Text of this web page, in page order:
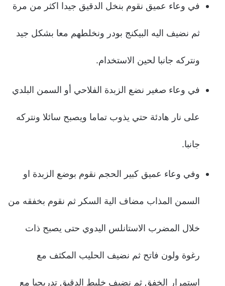
في وعاء عميق نقوم بنخل الدقيق جيدا اكثر من مرة
ثم نضيف اليه البيكنج بودر ونخلطهم معا بشكل جيد
ونتركه جانبا لحين الاستخدام.
في وعاء صغير نضع الزبدة الفلاحي أو السمن البلدي
على نار هادئة حتي يذوب تماما ويصبح سائلا ونتركه
جانبا.
وفي وعاء عميق كبير الحجم نقوم بوضع الزبدة او
السمن المذاب مضاف الية السكر ثم نقوم بخفقه من
خلال المضرب الاستانلس اليدوي حتى يصبح ذات
رغوة ولون فاتح ثم نضيف الحليب المكثف مع
استمرار الخفق ثم نضيف خليط الدقيق تدريجيا مع